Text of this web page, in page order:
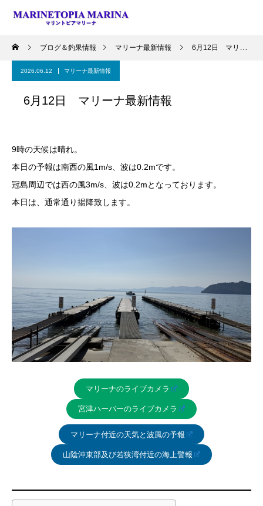
ブログ＆釣果情報 マリーナ最新情報 6月12日 マリーナ最新情報
2026.06.12 マリーナ最新情報
6月12日 マリーナ最新情報
9時の天候は晴れ。
本日の予報は南西の風1m/s、波は0.2mです。
冠島周辺では西の風3m/s、波は0.2mとなっております。
本日は、通常通り揚降致します。
マリーナのライブカメラ
宮津ハーバーのライブカメラ
マリーナ付近の天気と波風の予報
山陰沖東部及び若狭湾付近の海上警報